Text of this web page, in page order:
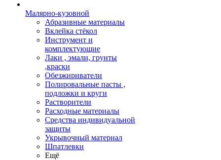
Малярно-кузовной
Абразивные материалы
Вклейка стёкол
Инструмент и
комплектующие
Лаки , эмали, грунты
,краски
Обезжириватели
Полировальные пасты ,
подложки и круги
Растворители
Расходные материалы
Средства индивидуальной
защиты
Укрывочный материал
Шпатлевки
Ещё